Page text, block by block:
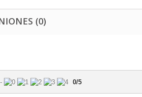
(0)
- 0/5